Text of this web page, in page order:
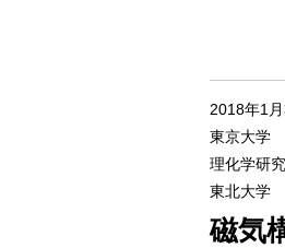
2018年1
東京大学
理化学研
東北大学
磁気